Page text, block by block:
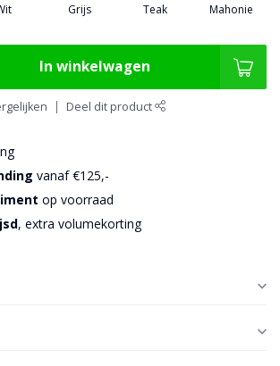
Grijs Teak Mahonie
In winkelwagen
Deel dit product
vanaf €125,-
op voorraad
, extra volumekorting